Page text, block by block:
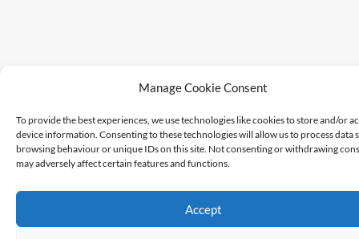
Manage Cookie Consent
To provide the best experiences, we use technologies like cookies to store and/or
device information. Consenting to these technologies will allow us to process data
browsing behaviour or unique IDs on this site. Not consenting or withdrawing
may adversely affect certain features and functions.
Accept